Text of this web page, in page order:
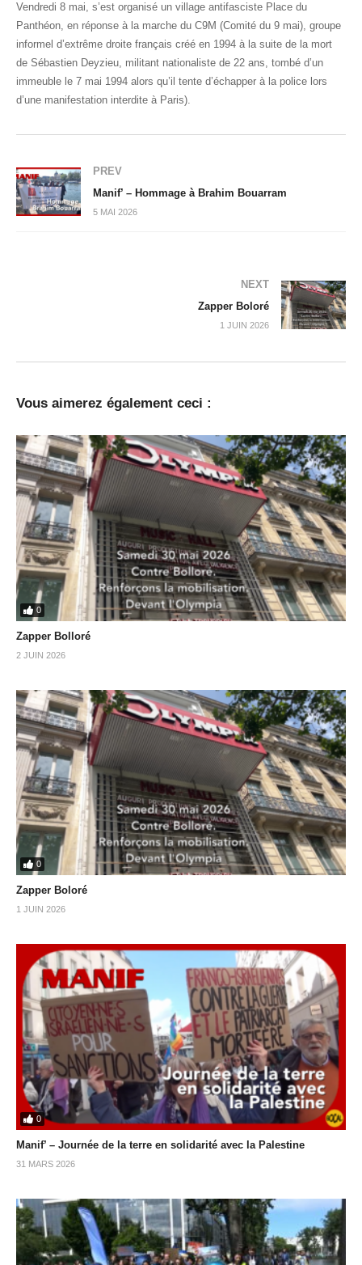
Vendredi 8 mai, s’est organisé un village antifasciste Place du
Panthéon, en réponse à la marche du C9M (Comité du 9 mai), groupe
informel d’extrême droite français créé en 1994 à la suite de la mort
de Sébastien Deyzieu, militant nationaliste de 22 ans, tombé d’un
immeuble le 7 mai 1994 alors qu’il tente d’échapper à la police lors
d’une manifestation interdite à Paris).
PREV
Manif’ – Hommage à Brahim Bouarram
5 MAI 2026
NEXT
Zapper Boloré
1 JUIN 2026
Vous aimerez également ceci :
0
Zapper Bolloré
2 JUIN 2026
0
Zapper Boloré
1 JUIN 2026
0
Manif’ – Journée de la terre en solidarité avec la Palestine
31 MARS 2026